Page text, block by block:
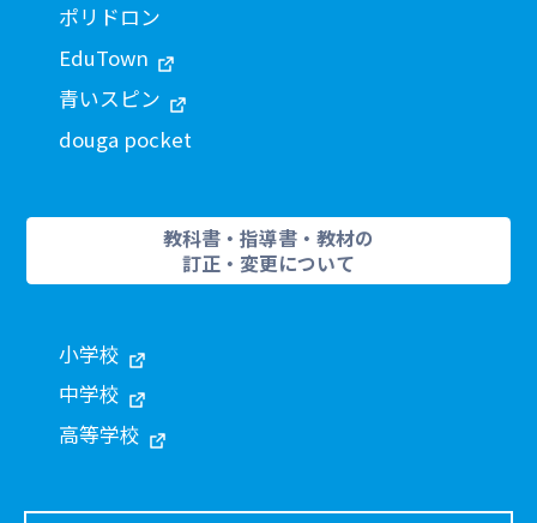
ポリドロン
EduTown
青いスピン
douga pocket
教科書・指導書・教材の
訂正・変更について
小学校
中学校
高等学校